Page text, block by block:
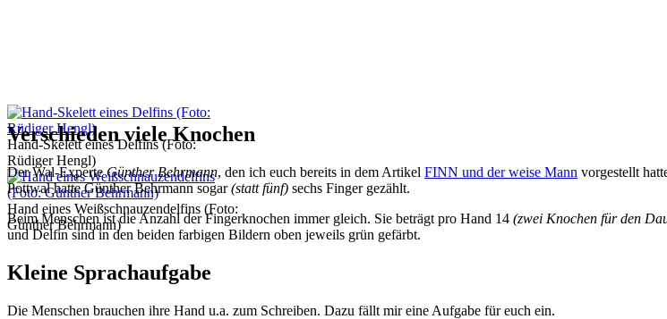
Hand-Skelett eines Delfins (Foto:
Rüdiger Hengl)
Hand eines Weißschnauzendelfins (Foto:
Günther Behrmann)
Verschieden viele Knochen
Der Wal-ExperteGünther Behrmann, den ich euch bereits in dem Artikel FINN und der weise Mann vorgestellt
Pottwal hatte Günther Behrmann sogar(statt fünf) sechs Finger gezählt.
Beim Menschen ist die Anzahl der Fingerknochen immer gleich. Sie beträgt pro Hand 14 (zwei Knochen für den
und Delfin sind in den beiden farbigen Bildern oben jeweils grün gefärbt.
Kleine Sprachaufgabe
Die Menschen brauchen ihre Hand u.a. zum Schreiben. Dazu fällt mir eine Aufgabe für euch ein.